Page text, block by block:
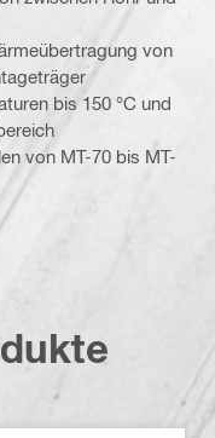
von
bis 150 °C und
von MT-70 bis MT-